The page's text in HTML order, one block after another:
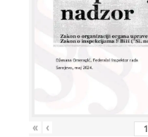
« ‹